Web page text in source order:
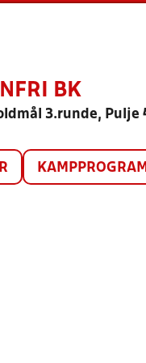
BK
3.runde, Pulje